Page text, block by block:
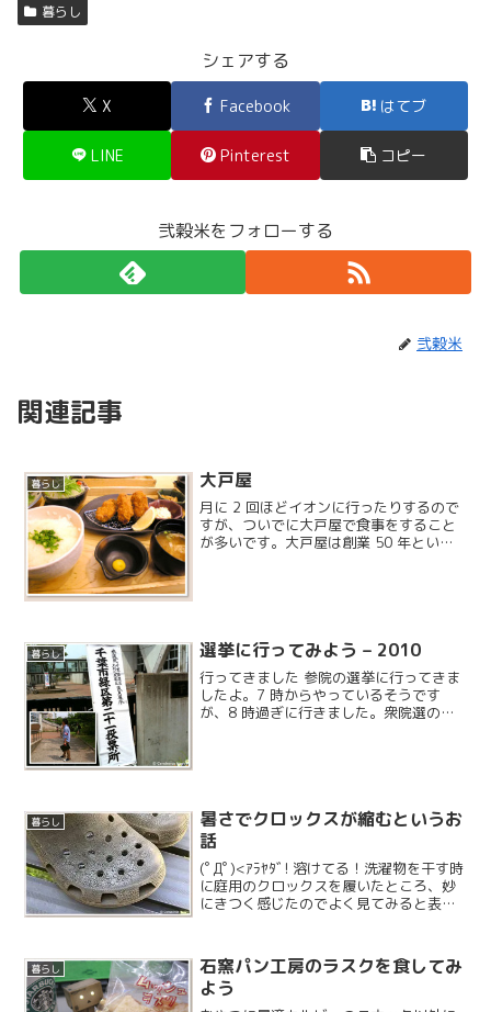
暮らし
シェアする
X Facebook はてブ
LINE Pinterest コピー
弐穀米をフォローする
弐穀米
関連記事
暮らし 大戸屋
月に 2 回ほどイオンに行ったりするので
すが、ついでに大戸屋で食事をすること
が多いです。大戸屋は創業 50 年という
暮らし 選挙に行ってみよう – 2010
行ってきました 参院の選挙に行ってきま
したよ。7 時からやっているそうです
が、8 時過ぎに行きました。衆院選の時
暮らし
暑さでクロックスが縮むというお
話
(ﾟДﾟ)<ｱﾗﾔﾀﾞ! 溶けてる！洗濯物を干す時
に庭用のクロックスを履いたところ、妙
にきつく感じたのでよく見てみると表面
ですが、たまたま直射日光が当たって熱
くなるタイ...
暮らし
石窯パン工房のラスクを食してみ
よう